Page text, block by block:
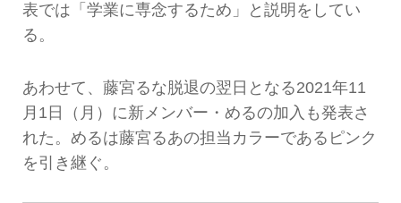
表では「学業に専念するため」と説明をしてい
る。
あわせて、藤宮るな脱退の翌日となる2021年11
月1日（月）に新メンバー・めるの加入も発表さ
れた。めるは藤宮るあの担当カラーであるピンク
を引き継ぐ。